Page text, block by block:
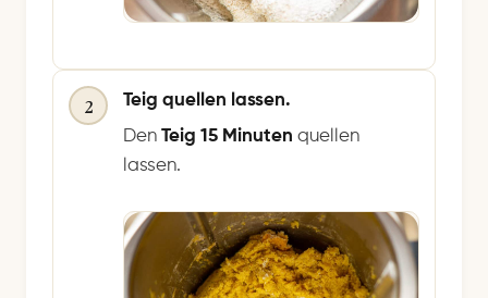
2
Teig quellen lassen.
Den Teig 15 Minuten quellen
lassen.